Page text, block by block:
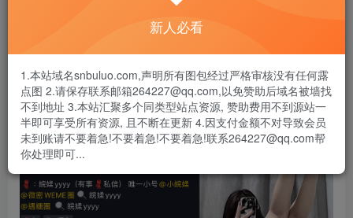
- 遇见解压密码不对、无法解压，请查看
- 资源失效/充值未到账/账号解禁...等问题请《提交工单》
新人必看
1.本站域名snbuluo.com,声明所有图包经过严格审核没有任何露
点图 2.请保存联系邮箱264227@qq.com,以免赞助后域名被墙找
不到地址 3.本站汇聚多个同类型站点资源, 赞助费用不到源站一
半即可享受所有资源, 且不断在更新 4.因支付金额不对导致会员
未到账请不要着急!不要着急!不要着急!联系264227@qq.com帮
你处理即可...